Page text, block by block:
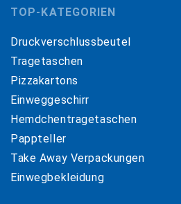
TOP-KATEGORIEN
Druckverschlussbeutel
Tragetaschen
Pizzakartons
Einweggeschirr
Hemdchentragetaschen
Pappteller
Take Away Verpackungen
Einwegbekleidung